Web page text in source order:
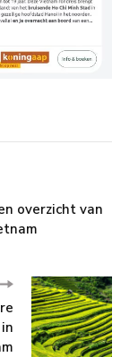
overzicht van